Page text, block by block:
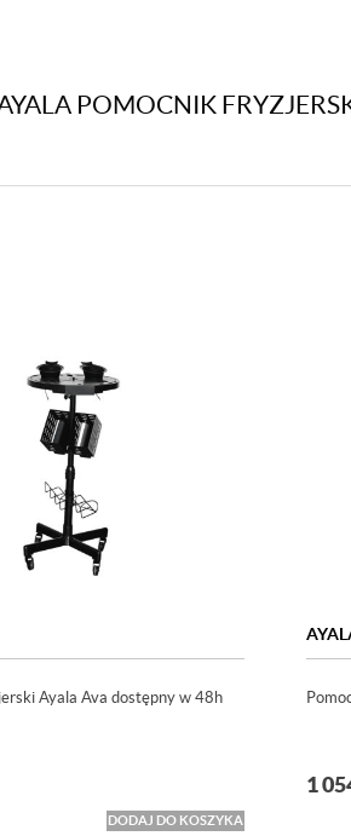
POMOCNIK
Ayala Ava dostępny w 48h
DODAJ DO KOSZYKA
1